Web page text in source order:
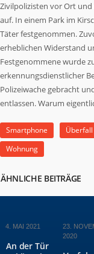
Zivilpolizisten vor Ort
auf. In einem Park im
Täter festgenommen.
erheblichen Widerstand
Festgenommene wurde
erkennungsdienstlicher
Polizeiwache gebracht
entlassen. Warum
Smartphone Überfall
Wohnung
ÄHNLICHE BEITRÄGE
4. MAI 2021
An der Tür
23.
2020